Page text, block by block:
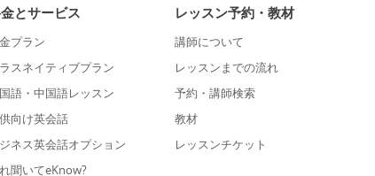
とサービス
プラン
スネイティブプラン
語・中国語レッスン
向け英会話
ネス英会話オプション
聞いてeKnow?
レッスン予約・教材
講師について
レッスンまでの流れ
予約・講師検索
教材
レッスンチケット